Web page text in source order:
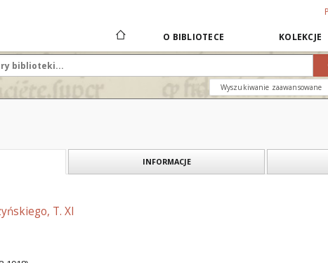
O BIBLIOTECE KOLEKCJE
Wyszukiwanie zaawansowane
INFORMACJE
T. XI